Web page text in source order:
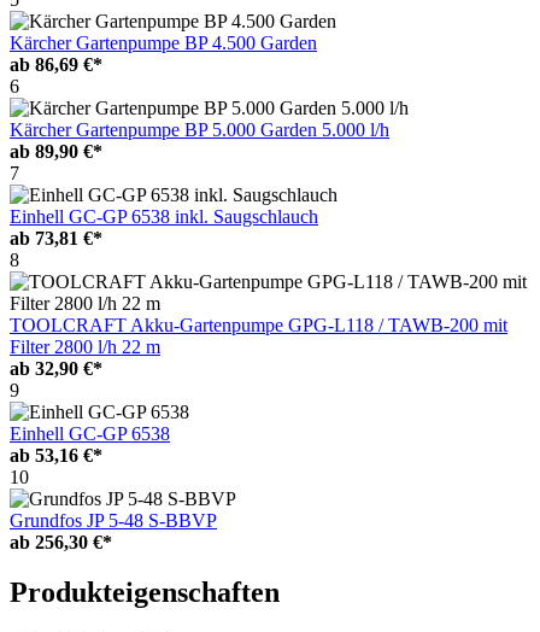
Kärcher Gartenpumpe BP 4.500 Garden
ab 86,69 €*
6
Kärcher Gartenpumpe BP 5.000 Garden 5.000 l/h
ab 89,90 €*
7
Einhell GC-GP 6538 inkl. Saugschlauch
ab 73,81 €*
8
TOOLCRAFT Akku-Gartenpumpe GPG-L118 / TAWB-200 mit
Filter 2800 l/h 22 m
ab 32,90 €*
9
Einhell GC-GP 6538
ab 53,16 €*
10
Grundfos JP 5-48 S-BBVP
ab 256,30 €*
Produkteigenschaften